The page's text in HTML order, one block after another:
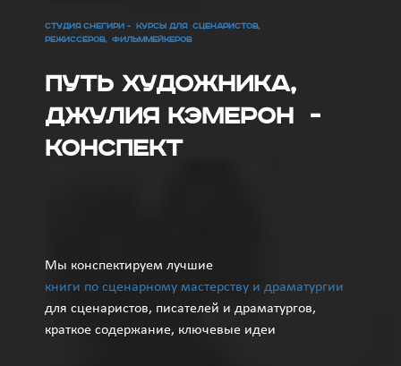
СТУДИЯ СНЕГИРИ - КУРСЫ ДЛЯ СЦЕНАРИСТОВ,
РЕЖИССЕРОВ, ФИЛЬММЕЙКЕРОВ
Путь художника,
Джулия Кэмерон -
конспект
Мы конспектируем лучшие
книги по сценарному мастерству и драматургии
для сценаристов, писателей и драматургов,
краткое содержание, ключевые идеи